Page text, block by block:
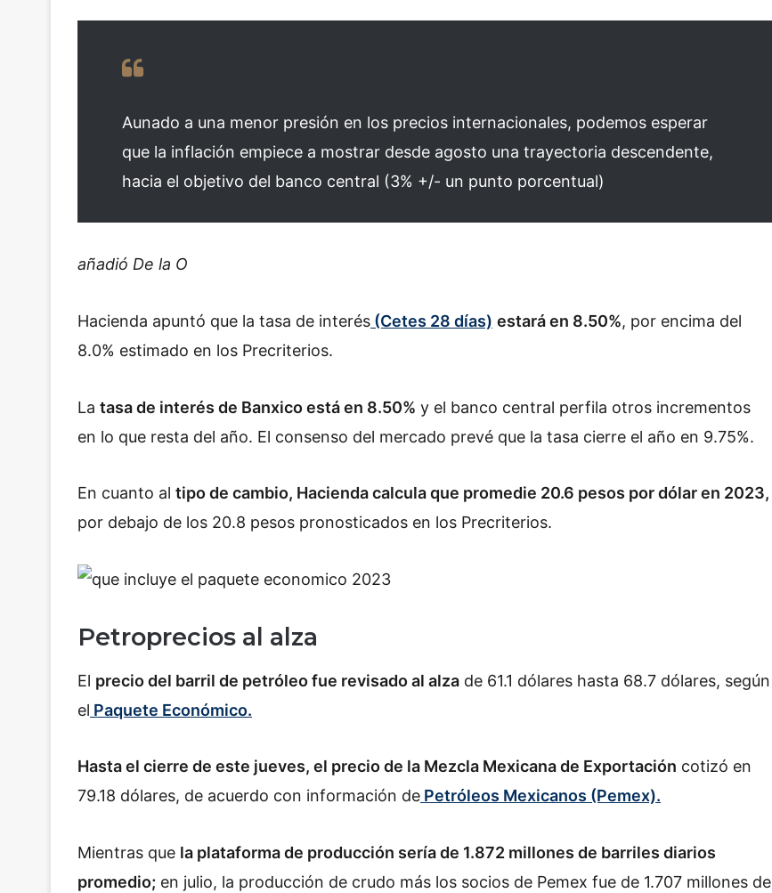
Aunado a una menor presión en los precios internacionales, podemos esperar
que la inflación empiece a mostrar desde agosto una trayectoria descendente,
hacia el objetivo del banco central (3% +/- un punto porcentual)
añadió De la O
Hacienda apuntó que la tasa de interés (Cetes 28 días) estará en 8.50%, por encima del
8.0% estimado en los Precriterios.
La tasa de interés de Banxico está en 8.50% y el banco central perfila otros incrementos
en lo que resta del año. El consenso del mercado prevé que la tasa cierre el año en 9.75%.
En cuanto al tipo de cambio, Hacienda calcula que promedie 20.6 pesos por dólar en 2023,
por debajo de los 20.8 pesos pronosticados en los Precriterios.
Petroprecios al alza
El precio del barril de petróleo fue revisado al alza de 61.1 dólares hasta 68.7 dólares, según
el Paquete Económico.
Hasta el cierre de este jueves, el precio de la Mezcla Mexicana de Exportación cotizó en
79.18 dólares, de acuerdo con información de Petróleos Mexicanos (Pemex).
Mientras que la plataforma de producción sería de 1.872 millones de barriles diarios
promedio; en julio, la producción de crudo más los socios de Pemex fue de 1.707 millones de